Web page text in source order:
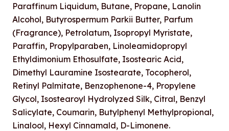
Paraffinum Liquidum, Butane, Propane, Lanolin
Alcohol, Butyrospermum Parkii Butter, Parfum
(Fragrance), Petrolatum, Isopropyl Myristate,
Paraffin, Propylparaben, Linoleamidopropyl
Ethyldimonium Ethosulfate, Isostearic Acid,
Dimethyl Lauramine Isostearate, Tocopherol,
Retinyl Palmitate, Benzophenone-4, Propylene
Glycol, Isostearoyl Hydrolyzed Silk, Citral, Benzyl
Salicylate, Coumarin, Butylphenyl Methylpropional,
Linalool, Hexyl Cinnamald, D-Limonene.